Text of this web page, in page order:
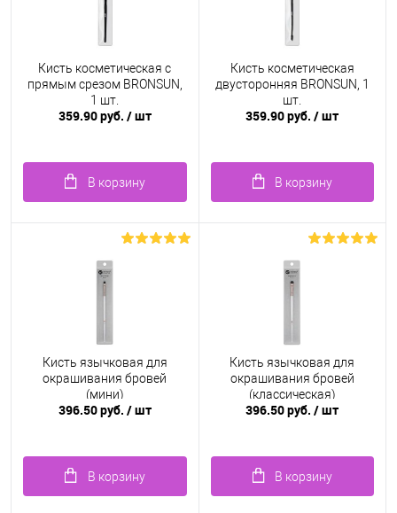
Кисть косметическая с
прямым срезом BRONSUN,
1 шт.
359.90 руб. / шт
В корзину
Кисть косметическая
двусторонняя BRONSUN, 1
шт.
359.90 руб./ шт
В корзину
Кисть язычковая для
окрашивания бровей
(мини)
396.50 руб. / шт
В корзину
Кисть язычковая для
окрашивания бровей
(классическая)
396.50 руб./ шт
В корзину